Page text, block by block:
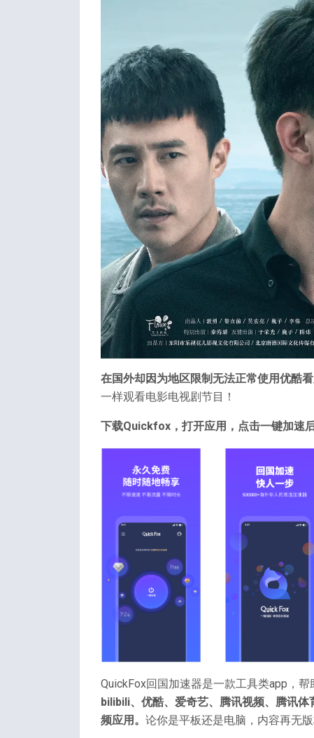
在国外却因为地区限制无法正常使用优酷看
一样观看电影电视剧节目！
下载Quickfox，打开应用，点击一键加速
QuickFox回国加速器是一款工具类app，
bilibili、优酷、爱奇艺、腾讯视频、腾讯
频应用。 论你是平板还是电脑，内容再无版